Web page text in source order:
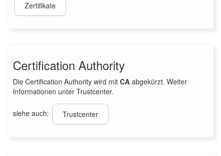
Zertifikate
Certification Authority
Die Certification Authority wird mit CA abgekürzt. Weiter
Informationen unter Trustcenter.
siehe auch: Trustcenter